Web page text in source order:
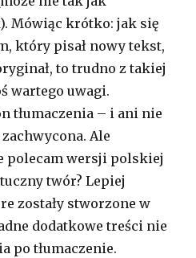
Mówiąc krótko: jak się
który pisał nowy tekst,
to trudno z takiej
wartego uwagi.
tłumaczenia – i ani nie
Ale
polecam wersji polskiej
twór? Lepiej
zostały stworzone w
dodatkowe treści nie
po tłumaczenie.